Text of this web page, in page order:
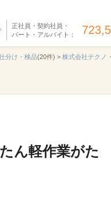
正社員・契約社員・
パート・アルバイト：
分け・検品(20件) > 株式会社テクノ
ん軽作業がた